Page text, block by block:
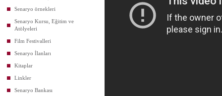
Senaryo örnekleri
Senaryo Kursu, Eğitim ve
Atölyeleri
Film Festivalleri
Senaryo İlanları
Kitaplar
Linkler
Senaryo Bankası